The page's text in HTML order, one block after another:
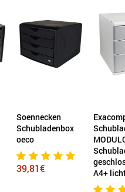
Exacompta
Schubladenbox
MODULO Office 3
Schubladen
geschlossen DIN
A4+ lichtgrau